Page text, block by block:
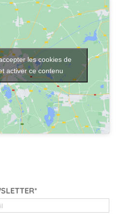
les cookies de
activer ce contenu